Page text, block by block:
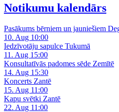
Notikumu kalendārs
Pasākums bērniem un jauniešiem
10. Aug 10:00
Iedzīvotāju sapulce Tukumā
11. Aug 15:00
Konsultatīvās padomes sēde Zemītē
14. Aug 15:30
Koncerts Zantē
15. Aug 11:00
Kapu svētki Zantē
22. Aug 11:00